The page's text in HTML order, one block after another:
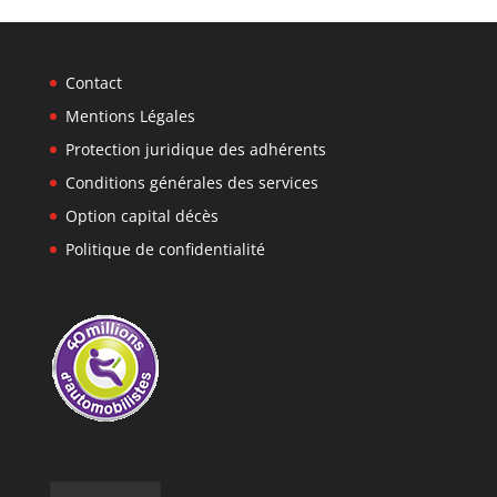
Contact
Mentions Légales
Protection juridique des adhérents
Conditions générales des services
Option capital décès
Politique de confidentialité